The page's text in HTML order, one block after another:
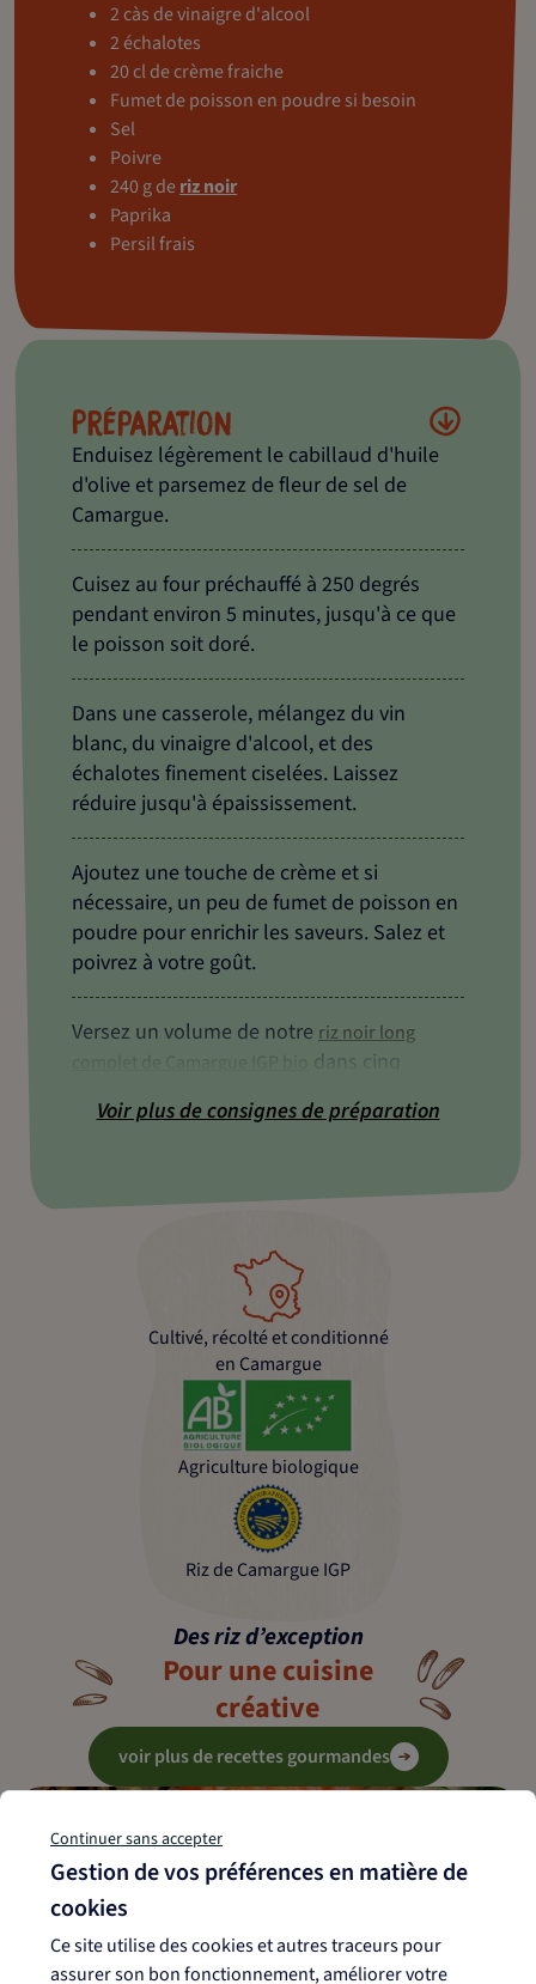
Cultivé, récolté et conditionné
en Camargue
Agriculture biologique
Riz de Camargue IGP
Des riz d’exception
Pour une cuisine
créative
voir plus de recettes gourmandes
2 càs de vinaigre d'alcool
2 échalotes
20 cl de crème fraiche
Fumet de poisson en poudre si besoin
Sel
Poivre
240 g deriz noir
Paprika
Persil frais
Préparation
Enduisez légèrement le cabillaud d'huile
d'olive et parsemez de fleur de sel de
Camargue.
Cuisez au four préchauffé à 250 degrés
pendant environ 5 minutes, jusqu'à ce que
le poisson soit doré.
Dans une casserole, mélangez du vin
blanc, du vinaigre d'alcool, et des
échalotes finement ciselées. Laissez
réduire jusqu'à épaississement.
Ajoutez une touche de crème et si
nécessaire, un peu de fumet de poisson en
poudre pour enrichir les saveurs. Salez et
poivrez à votre goût.
Versez un volume de notre riz noir long
complet de Camargue IGP bio
dans cinq
pendant 35 minutes, puis égouttez.
Et pour terminer, dressez sur l'assiette,
saupoudrez délicatement de paprika pour
ajouter une touche de couleur et garnissez
de brins de persil frais
Voir plus de consignes de préparation
Continuer sans accepter
Gestion de vos préférences en matière de
cookies
Ce site utilise des cookies et autres traceurs pour
assurer son bon fonctionnement, améliorer votre